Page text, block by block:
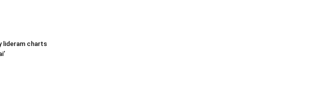
lideram charts